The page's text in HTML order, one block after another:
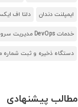
ایمپلنت دندان دلتا اف
خدمات DevOps مدیریت سرور
دستگاه ذخیره و ثبت شماره
مطالب پیشنهادی